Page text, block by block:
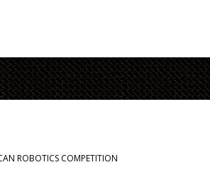
ROBOTICS COMPETITION